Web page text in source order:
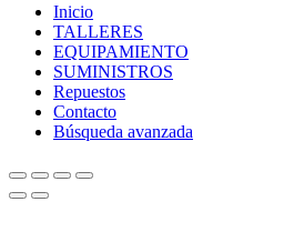
Inicio
TALLERES
EQUIPAMIENTO
SUMINISTROS
Repuestos
Contacto
Búsqueda avanzada